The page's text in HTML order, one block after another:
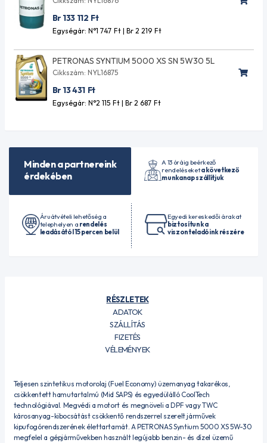
Br 133 112 Ft
Egységár: N°1 747 Ft| Br 2 219 Ft
PETRONAS SYNTIUM 5000 XS SN 5W30 5L
Cikkszám: NYL16875
Br 13 431 Ft
Egységár: N°2 115 Ft| Br 2 687 Ft
Minden a partnereink
érdekében
A 13 óráig beérkező
rendeléseketa következő
munkanap szállítjuk
Áruátvételi lehetőség a
telephelyen a rendelés
leadásától 15 percen belül
Egyedi kereskedői árakat
biztosítunk a
viszonteladóink részére
RÉSZLETEK
ADATOK
SZÁLLÍTÁS
FIZETÉS
VÉLEMÉNYEK
Teljesen szintetikus motorolaj (Fuel Economy) üzemanyag takarékos,
csökkentett hamutartalmú (Mid SAPS) és egyedülálló CoolTech
technológiával. Megvédi a motort és megnöveli a DPF vagy TWC
károsanyag-kibocsátást csökkentő rendszerrel szerelt járművek
kipufogórendszerének élettartamát. A PETRONAS Syntium 5000 XS 5W-30
megfelel a gépjárművekben használt legújabb benzin- és dízel üzemű